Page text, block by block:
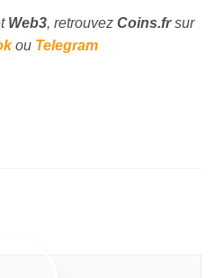
Web3, retrouvez Coins.frsur
ou Telegram